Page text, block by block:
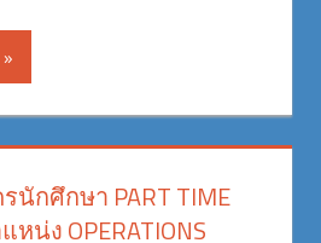
กศึกษา PART TIME
น่ง OPERATIONS